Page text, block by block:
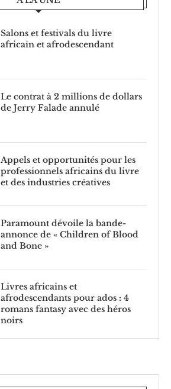
Salons et festivals du livre
africain et afrodescendant
Le contrat à 2 millions de dollars
de Jerry Falade annulé
Appels et opportunités pour les
professionnels africains du livre
et des industries créatives
Paramount dévoile la bande-
annonce de « Children of Blood
and Bone »
Livres africains et
afrodescendants pour ados : 4
romans fantasy avec des héros
noirs